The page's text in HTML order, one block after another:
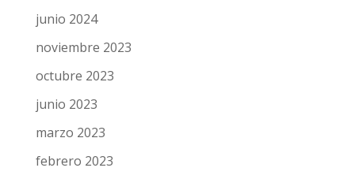
junio 2024
noviembre 2023
octubre 2023
junio 2023
marzo 2023
febrero 2023